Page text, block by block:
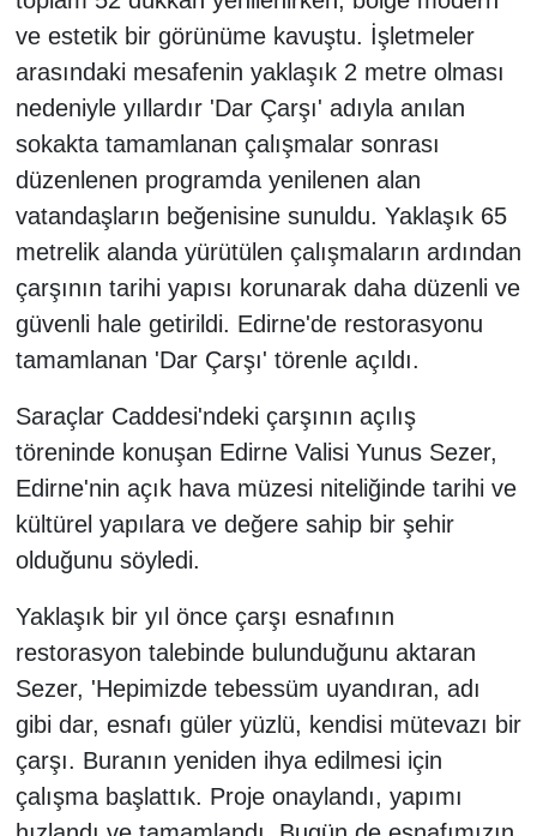
ve estetik bir görünüme kavuştu. İşletmeler
arasındaki mesafenin yaklaşık 2 metre olması
nedeniyle yıllardır 'Dar Çarşı' adıyla anılan
sokakta tamamlanan çalışmalar sonrası
düzenlenen programda yenilenen alan
vatandaşların beğenisine sunuldu. Yaklaşık 65
metrelik alanda yürütülen çalışmaların ardından
çarşının tarihi yapısı korunarak daha düzenli ve
güvenli hale getirildi. Edirne'de restorasyonu
tamamlanan 'Dar Çarşı' törenle açıldı.
Saraçlar Caddesi'ndeki çarşının açılış
töreninde konuşan Edirne Valisi Yunus Sezer,
Edirne'nin açık hava müzesi niteliğinde tarihi ve
kültürel yapılara ve değere sahip bir şehir
olduğunu söyledi.
Yaklaşık bir yıl önce çarşı esnafının
restorasyon talebinde bulunduğunu aktaran
Sezer, 'Hepimizde tebessüm uyandıran, adı
gibi dar, esnafı güler yüzlü, kendisi mütevazı bir
çarşı. Buranın yeniden ihya edilmesi için
çalışma başlattık. Proje onaylandı, yapımı